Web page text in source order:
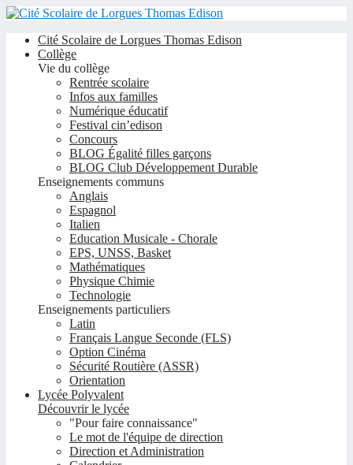
Cité Scolaire de Lorgues Thomas Edison
Collège
Vie du collège
Rentrée scolaire
Infos aux familles
Numérique éducatif
Festival cin’edison
Concours
BLOG Égalité filles garçons
BLOG Club Développement Durable
Enseignements communs
Anglais
Espagnol
Italien
Education Musicale - Chorale
EPS, UNSS, Basket
Mathématiques
Physique Chimie
Technologie
Enseignements particuliers
Latin
Français Langue Seconde (FLS)
Option Cinéma
Sécurité Routière (ASSR)
Orientation
Lycée Polyvalent
Découvrir le lycée
"Pour faire connaissance"
Le mot de l'équipe de direction
Direction et Administration